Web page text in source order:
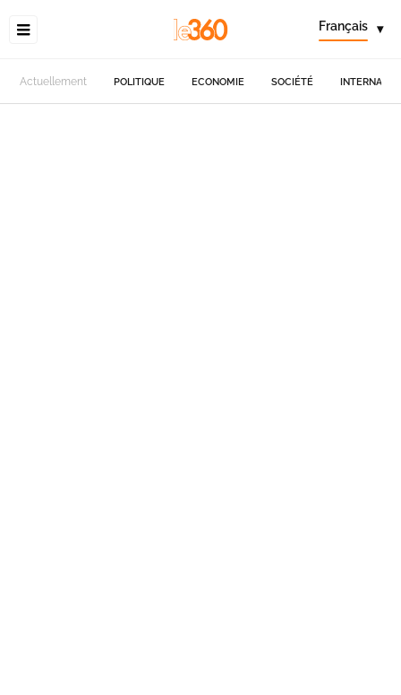
Français ▾
Actuellement POLITIQUE ECONOMIE SOCIÉTÉ